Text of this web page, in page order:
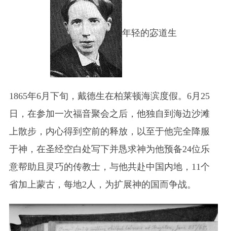
年轻的宓道生
1865年6月下旬，戴德生在柏莱顿海滨度假。6月25
日，在参加一次福音聚会之后，他独自到海边沙滩
上散步，内心得到空前的释放，以至于他完全降服
于神，在圣经空白处写下并恳求神为他预备24位乐
意帮助且灵巧的传教士，与他共赴中国内地，11个
省加上蒙古，每地2人，为扩展神的国而争战。